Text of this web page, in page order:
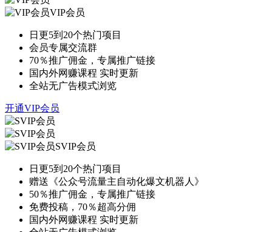
VIP会员
日更5到20个热门项目
会员专属交流群
70％推广佣金，专属推广链接
国内外网赚课程 实时更新
全站无广告模式浏览
开通VIP会员
SVIP会员
日更5到20个热门项目
赠送《公众号流量主自动化爆文机器人》
50％推广佣金，专属推广链接
免费投稿，70％超高分佣
国内外网赚课程 实时更新